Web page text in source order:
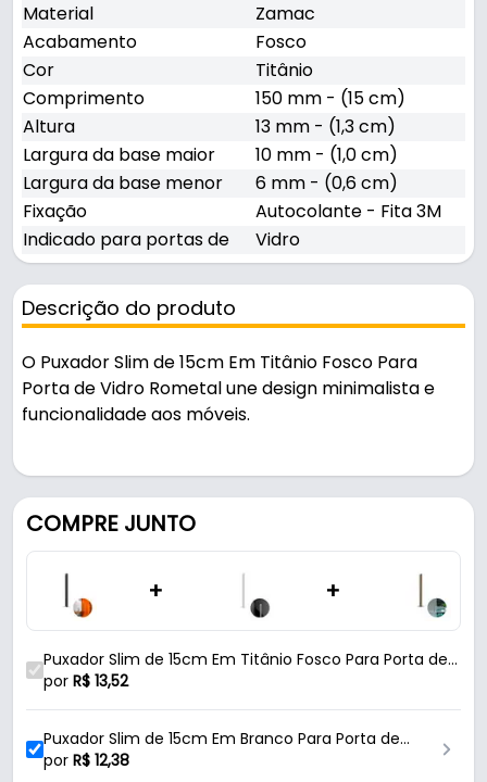
Material
Zamac
Acabamento
Fosco
Cor
Titânio
Comprimento
150 mm - (15 cm)
Altura
13 mm - (1,3 cm)
Largura da base maior
10 mm - (1,0 cm)
Largura da base menor
6 mm - (0,6 cm)
Fixação
Autocolante - Fita 3M
Indicado para portas de
Vidro
Descrição do produto
O Puxador Slim de 15cm Em Titânio Fosco Para
Porta de Vidro Rometal une design minimalista e
funcionalidade aos móveis.
em portas e janelas.
Fabricado em Zamac com acabamento fosco, é
resistente e durável no uso diário. A fixação é feita
por autocolante - fita 3m.
Características:
- Marca: Rometal
- Material: Zamac
- Acabamento: Fosco
COMPRE JUNTO
+ +
Puxador Slim de 15cm Em Titânio Fosco Para Porta de
Vidro Rometal
por R$ 13,52
Puxador Slim de 15cm Em Branco Para Porta de
Vidro Rometal
por R$ 12,38